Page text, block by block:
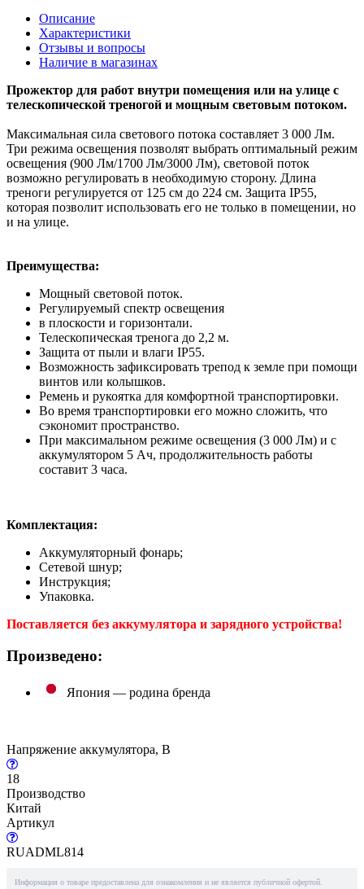
Описание
Характеристики
Отзывы и вопросы
Наличие в магазинах
Прожектор для работ внутри помещения или на улице с
телескопической треногой и мощным световым потоком.
Максимальная сила светового потока составляет 3 000 Лм.
Три режима освещения позволят выбрать оптимальный режим
освещения (900 Лм/1700 Лм/3000 Лм), световой поток
возможно регулировать в необходимую сторону. Длина
треноги регулируется от 125 см до 224 см. Защита IP55,
которая позволит использовать его не только в помещении, но
и на улице.
Преимущества:
Мощный световой поток.
Регулируемый спектр освещения
в плоскости и горизонтали.
Телескопическая тренога до 2,2 м.
Защита от пыли и влаги IP55.
Возможность зафиксировать трепод к земле при помощи
винтов или колышков.
Ремень и рукоятка для комфортной транспортировки.
Во время транспортировки его можно сложить, что
сэкономит пространство.
При максимальном режиме освещения (3 000 Лм) и с
аккумулятором 5 Ач, продолжительность работы
составит 3 часа.
Комплектация:
Аккумуляторный фонарь;
Сетевой шнур;
Инструкция;
Упаковка.
Поставляется без аккумулятора и зарядного устройства!
Произведено:
Япония — родина бренда
Напряжение аккумулятора, В
18
Производство
Китай
Артикул
RUADML814
Информация о товаре предоставлена для ознакомления и не является публичной офертой.